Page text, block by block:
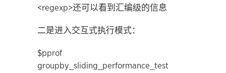
<regexp>还可以看到汇编级的信息
二是进入交互式执行模式：
$pprof
groupby_sliding_performance_test